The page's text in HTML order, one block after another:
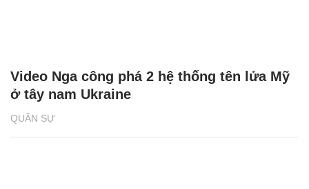
QUÂN SỰ
Video Nga công phá 2 hệ thống tên lửa Mỹ
ở tây nam Ukraine